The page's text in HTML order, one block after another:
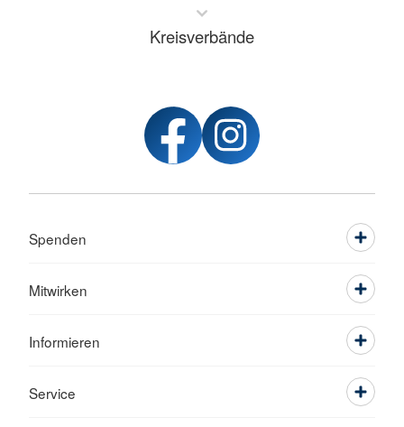
Kreisverbände
Spenden
Mitwirken
Informieren
Service